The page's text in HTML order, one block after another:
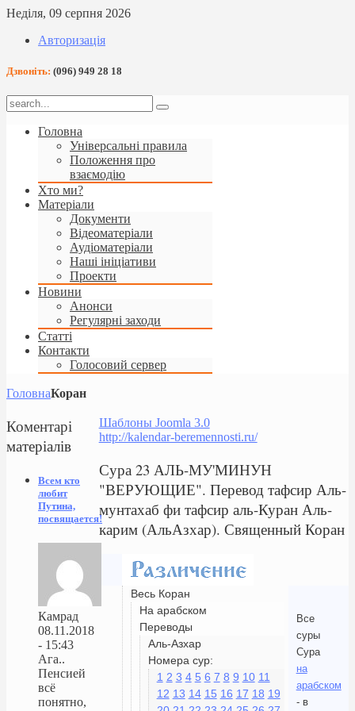
Неділя, 09 серпня 2026
Авторизація
Дзвоніть: (096) 949 28 18
Головна
Універсальні правила
Положення про
взаємодію
Хто ми?
Матеріали
Документи
Відеоматеріали
Аудіоматеріали
Наші ініціативи
Проекти
Новини
Анонси
Регулярні заходи
Статті
Контакти
Голосовий сервер
ГоловнаКоран
Шаблоны Joomla 3.0
http://kalendar-beremennosti.ru/
Сура 23 АЛЬ-МУ'МИНУН
"ВЕРУЮЩИЕ". Перевод тафсир Аль-
мунтахаб фи тафсир аль-Куран Аль-
карим (АльАзхар). Священный Коран
Весь Коран
На арабском
Переводы
Аль-Азхар
Номера сур:
1 2 3 4 5 6 7 8 9 10 11
12 13 14 15 16 17 18 19
Все
суры
Сура
на
арабском
- в
Коментарі
матеріалів
Всем кто
любит
Путина,
посвящается!
Камрад
08.11.2018
- 15:43
Ага..
Пенсией
всё
понятно,